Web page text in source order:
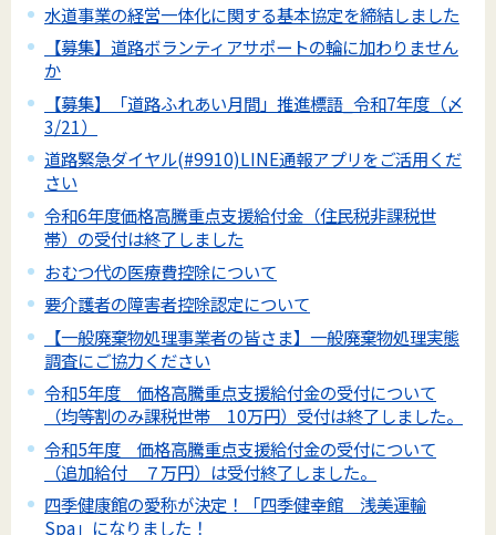
水道事業の経営一体化に関する基本協定を締結しました
【募集】道路ボランティアサポートの輪に加わりません
か
【募集】「道路ふれあい月間」推進標語_令和7年度（〆
3/21）
道路緊急ダイヤル(#9910)LINE通報アプリをご活用くだ
さい
令和6年度価格高騰重点支援給付金（住民税非課税世
帯）の受付は終了しました
おむつ代の医療費控除について
要介護者の障害者控除認定について
【一般廃棄物処理事業者の皆さま】一般廃棄物処理実態
調査にご協力ください
令和5年度 価格高騰重点支援給付金の受付について
（均等割のみ課税世帯 10万円）受付は終了しました。
令和5年度 価格高騰重点支援給付金の受付について
（追加給付 ７万円）は受付終了しました。
四季健康館の愛称が決定！「四季健幸館 浅美運輸
Spa」になりました！